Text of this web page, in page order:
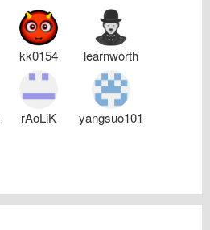
kk0154 learnworth
rAoLiK yangsuo101